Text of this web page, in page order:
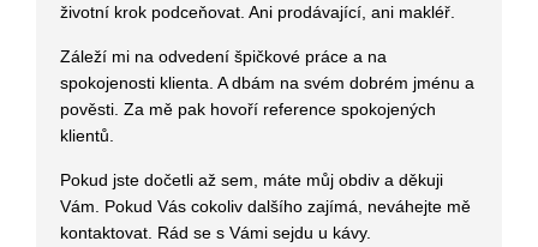
životní krok podceňovat. Ani prodávající, ani makléř.
Záleží mi na odvedení špičkové práce a na
spokojenosti klienta. A dbám na svém dobrém jménu a
pověsti. Za mě pak hovoří reference spokojených
klientů.
Pokud jste dočetli až sem, máte můj obdiv a děkuji
Vám. Pokud Vás cokoliv dalšího zajímá, neváhejte mě
kontaktovat. Rád se s Vámi sejdu u kávy.